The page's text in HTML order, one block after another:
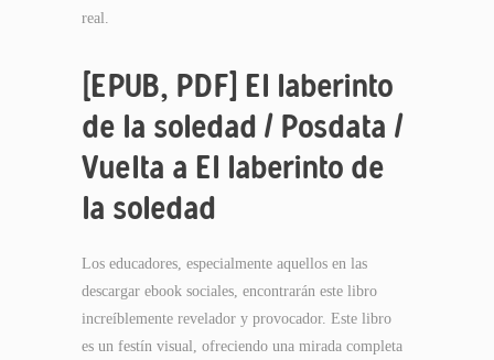
real.
[EPUB, PDF] El laberinto
de la soledad / Posdata /
Vuelta a El laberinto de
la soledad
Los educadores, especialmente aquellos en las
descargar ebook sociales, encontrarán este libro
increíblemente revelador y provocador. Este libro
es un festín visual, ofreciendo una mirada completa